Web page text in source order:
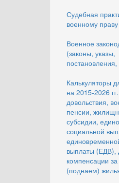
Судебная
военному праву
Военное
(законы, указы,
Калькуляторы
на 2015-2026
довольствия,
пенсии,
субсидии,
социальной
выплаты (ЕДВ),
компенсации
(поднаем)